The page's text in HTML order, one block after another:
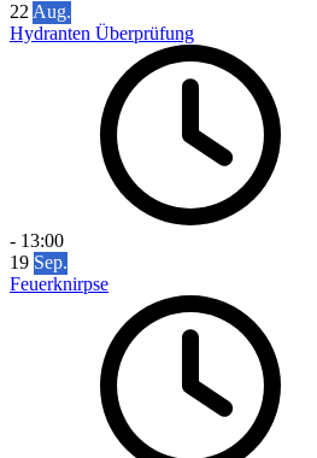
22 Aug.
Hydranten Überprüfung
- 13:00
19 Sep.
Feuerknirpse